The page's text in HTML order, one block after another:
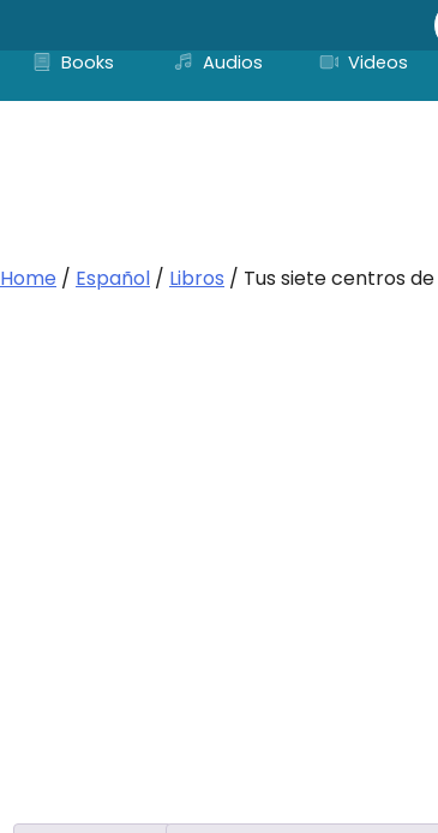
contentBooks
Audios Videos
Home / Español / Libros / Tus siete centros